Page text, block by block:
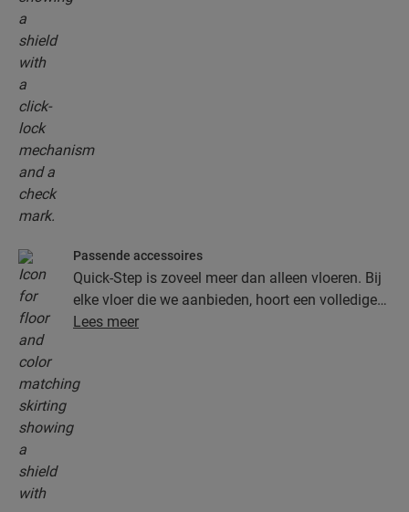
Passende accessoires
Quick-Step is zoveel meer dan alleen vloeren. Bij
elke vloer die we aanbieden, hoort een volledige
collectie accessoires, inclusief ondervloeren,
Lees meer